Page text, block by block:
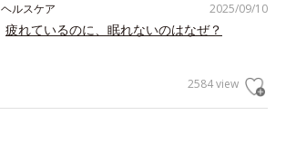
2025/09/10
ヘルスケア
疲れているのに、眠れないのはなぜ？
2584 view